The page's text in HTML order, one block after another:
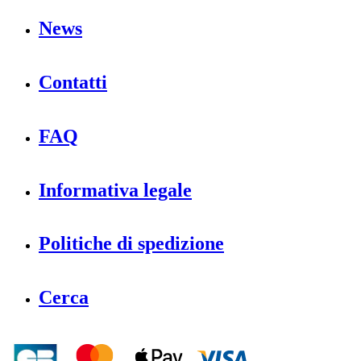
News
Contatti
FAQ
Informativa legale
Politiche di spedizione
Cerca